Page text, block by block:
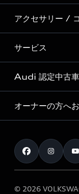
Audi Sport
Formula 1®
デジタルサービス
新車在庫検索
試乗車・展示車検索
見積もり依頼
試乗予約
モデル一覧
特別仕様モデル / 限
e-tronラインアップ
価格シミュレーシ
車両比較
カタログ一覧
アクセサリー /
純正アクセサリー
オンラインショップ
Audi collection
アウディナビアプリ
サービス
サービス入庫予約
サービスプログラム
メンテナンス
車検 / 定期点検
e-tronアフターサ
Audi 認定中古車
Audi認定中古車
クオリティ
保証
メンテナンス
オーナーの方へ
お知らせ
オーナー様向けキャ
© 2026